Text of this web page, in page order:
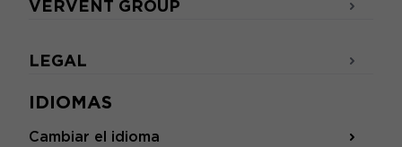
IDIOMAS
Cambiar el idioma
VERVENT GROUP
LEGAL